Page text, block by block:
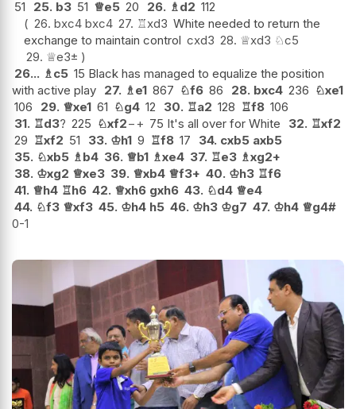
51 25. b3 51 ♕e5 20 26. ♗ d2 112
26. bxc4 bxc4 27. ♖xd3 White needed to return the
exchange to maintain control cxd3 28. ♕xd3 ♘c5
29. ♕e3±
26... ♗ c5 15 Black has managed to equalize the position
with active play 27. ♗ e1 867 ♘f6 86 28. bxc4 236 ♘xe1
106
29. ♕xe1 61 ♘g4 12 30. ♖a2 128 ♖f8 106
31. ♖d3? 225 ♘xf2−+ 75 It's all over for White 32. ♖xf2
29 ♖xf2 51 33. ♔h1 9 ♖f8 17 34. cxb5 axb5
35. ♘xb5 ♗ b4 36. ♕b1 ♗xe4 37. ♖e3 ♗xg2+
38. ♔xg2 ♕xe3 39. ♕xb4 ♕f3+ 40. ♔h3 ♖f6
41. ♕h4 ♖h6 42. ♕xh6 gxh6 43. ♘d4 ♕e4
44. ♘f3 ♕xf3 45. ♔h4 h5 46. ♔h3 ♔g7 47. ♔h4 ♕g4#
0-1